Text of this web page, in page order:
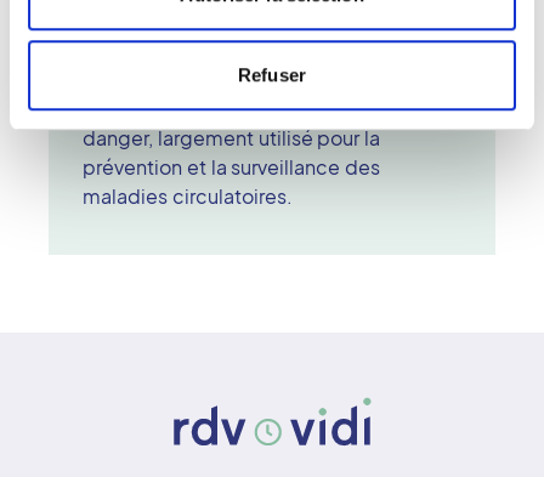
Refuser
graphiques permettant une
interprétation précise. Le Doppler est un
outil diagnostique fiable, sûr et sans
danger, largement utilisé pour la
prévention et la surveillance des
maladies circulatoires.